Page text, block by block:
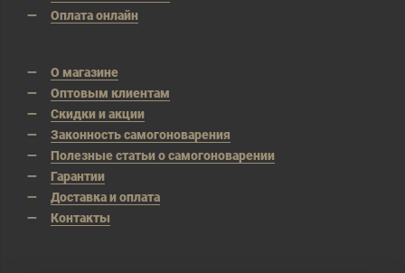
Оплата онлайн
О магазине
Оптовым клиентам
Скидки и акции
Законность самогоноварения
Полезные статьи о самогоноварении
Гарантии
Доставка и оплата
Контакты